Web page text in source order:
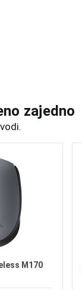
zajedno
M170